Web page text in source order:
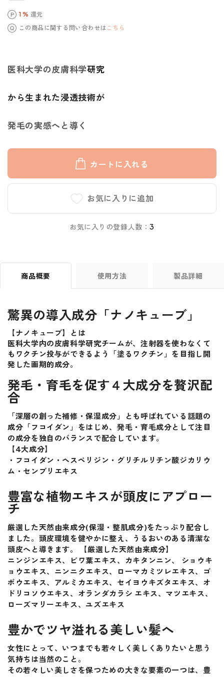
1 % 還元
この商品に関する問い合わせは こちら
医科大学の皮膚科学研究
から生まれた浸透技術が
発毛の実感へと導く
カートに入れる
お気に入りに追加
お気に入りの登録人数：3
商品概要 使用方法 製品詳細
驚異の導入成分「ナノキューブ」
【ナノキューブ】とは
医科大学内の皮膚科学研究チームが、注射器を使わなくて
もワクチン投与ができるよう「塗るワクチン」を目指し開
発した画期的成分。
発毛・育毛を促す４大成分を贅沢配
合
「深層の創った補修・保湿成分」とも呼ばれている話題の
成分「フコイダン」をはじめ、発毛・育毛成分として注目
の成分を独自のバランスで配合しています。
【4大成分】
・フコイダン・ヘスペリジン・グリチルリチン酸ジカリウ
ム・センブリエキス
豊富な植物エキスが頭皮にアプロー
チ
厳選した天然由来成分(保湿・整肌成分)をたっぷり配合し
ました。頭皮環境を健やかに整え、うるおいのある清潔な
頭皮へと導きます。 【厳選した天然由来成分】
ニンジンエキス、ビワ葉エキス、カキタンニン、 ショウキ
ョウエキス、ニンニクエキス、ローマカミツレエキス、ゴ
ボウエキス、アルミカエキス、セイヨウキズタエキス、オ
ドリコソウエキス、オランダカラシ エキス、マツエキス、
ローズマリーエキス、ユズエキス
豊かでツヤ溢れる美しい髪へ
女性にとって、いつまでも若々しく美しくありたいと思う
気持ちは当然のこと。
その若々しい美しさを保つための大きな要素の一つは、豊